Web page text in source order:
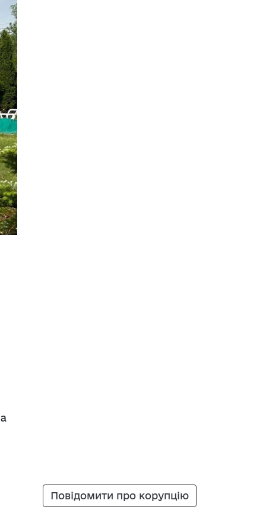
Повідомити про корупцію